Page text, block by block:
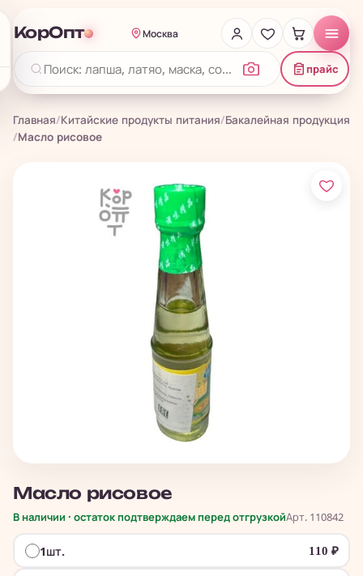
КорОпт Москва
прайс
Главная/Китайские продукты питания/Бакалейная продукция
/Масло рисовое
Масло рисовое
В наличии · остаток подтверждаем перед отгрузкойАрт. 110842
1шт. 110 ₽